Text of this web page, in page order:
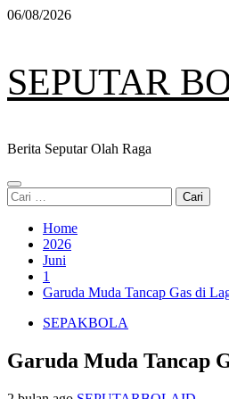
Skip
06/08/2026
SEPUTAR
Berita Seputar Olah Raga
Primary
Menu
Cari
untuk:
Home
2026
Juni
1
Garuda Muda Tancap Gas di
SEPAKBOLA
Garuda Muda Tancap